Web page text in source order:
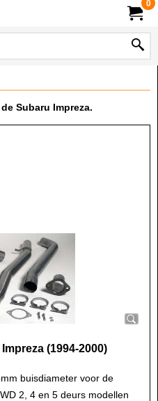
0
Subaru Impreza.
(1994-2000)
buisdiameter voor de
2, 4 en 5 deurs modellen